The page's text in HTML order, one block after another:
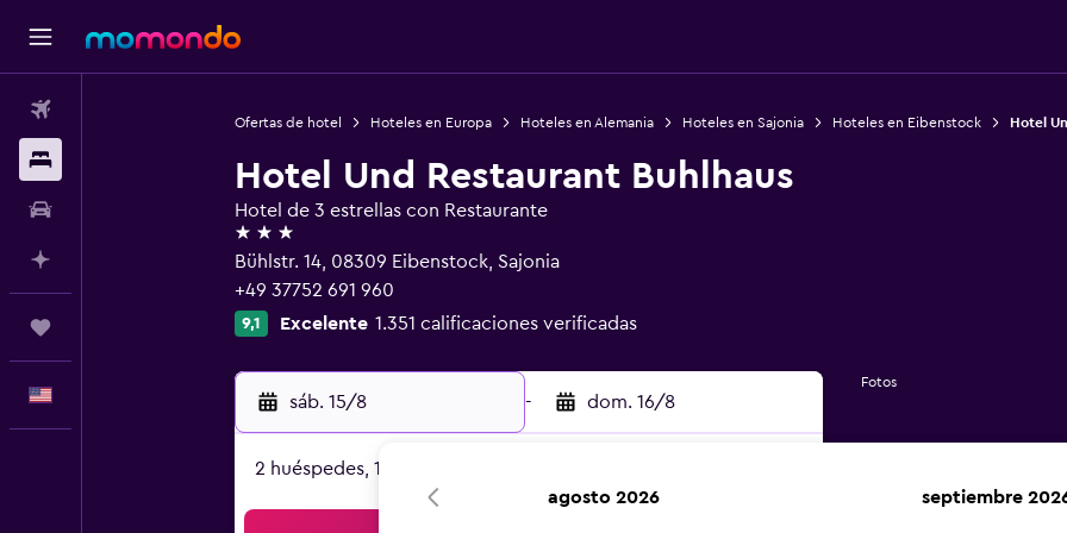
Ofertas de hotel Hoteles en Europa Hoteles en Alemania Hoteles en Sajonia Hoteles en Eibenstock Hotel
Hotel Und Restaurant Buhlhaus
Hotel de 3 estrellas con Restaurante
3 estrellas
Bühlstr. 14, 08309 Eibenstock, Sajonia
+49 37752 691 960
9,1 Excelente 1.351 calificaciones verificadas
sáb. 15/8 - dom. 16/8
2 huéspedes, 1 habitación
Fotos
agosto 2026 septiembre